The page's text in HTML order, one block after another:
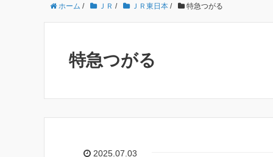
ホーム / ＪＲ / ＪＲ東日本 / 特急つがる
特急つがる
2025.07.03